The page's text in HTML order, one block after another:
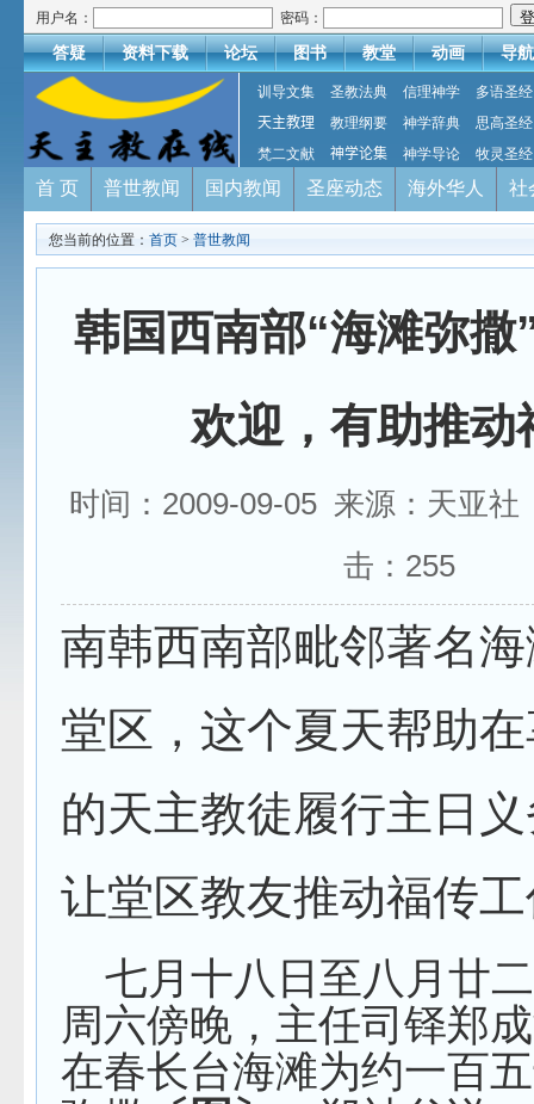
用户名： 密码：
答疑 资料下载 论坛 图书 教堂 动画 导航
训导文集 圣教法典 信理神学
多语圣经
天主教理
教理纲要 神学辞典
思高圣经
梵二文献
神学论集 神学导论 牧灵圣经
首 页 普世教闻 国内教闻 圣座动态 海外华人 社
您当前的位置： 首页 > 普世教闻
韩国西南部“海滩弥撒
欢迎，有助推动
时间：2009-09-05 来源：天亚
击： 255
南韩西南部毗邻著名
堂区，这个夏天帮助
的天主教徒履行主日
让堂区教友推动福传
七月十八日 至八月廿
周六傍晚，主任司铎郑
在春长台海滩为约一百